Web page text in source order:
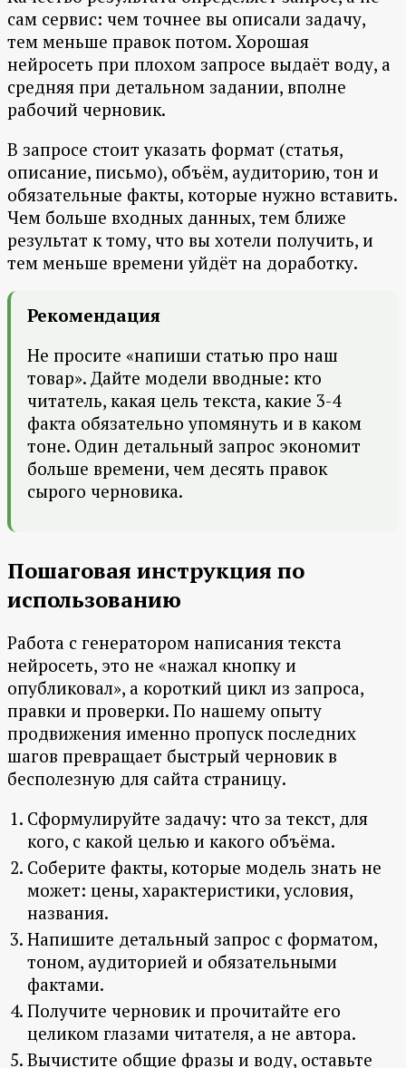
сам сервис: чем точнее вы описали задачу,
тем меньше правок потом. Хорошая
нейросеть при плохом запросе выдаёт воду, а
средняя при детальном задании, вполне
рабочий черновик.
В запросе стоит указать формат (статья,
описание, письмо), объём, аудиторию, тон и
обязательные факты, которые нужно вставить.
Чем больше входных данных, тем ближе
результат к тому, что вы хотели получить, и
тем меньше времени уйдёт на доработку.
Рекомендация
Не просите «напиши статью про наш
товар». Дайте модели вводные: кто
читатель, какая цель текста, какие 3-4
факта обязательно упомянуть и в каком
тоне. Один детальный запрос экономит
больше времени, чем десять правок
сырого черновика.
Пошаговая инструкция по
использованию
Работа с генератором написания текста
нейросеть, это не «нажал кнопку и
опубликовал», а короткий цикл из запроса,
правки и проверки. По нашему опыту
продвижения именно пропуск последних
шагов превращает быстрый черновик в
бесполезную для сайта страницу.
Сформулируйте задачу: что за текст, для
кого, с какой целью и какого объёма.
Соберите факты, которые модель знать не
может: цены, характеристики, условия,
названия.
Напишите детальный запрос с форматом,
тоном, аудиторией и обязательными
фактами.
Получите черновик и прочитайте его
целиком глазами читателя, а не автора.
Вычистите общие фразы и воду, оставьте